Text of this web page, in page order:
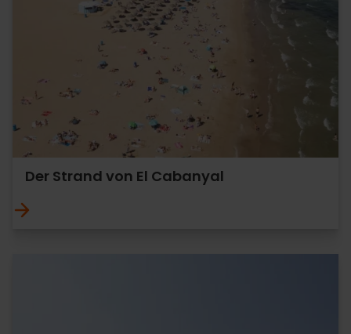
Der Strand von El Cabanyal